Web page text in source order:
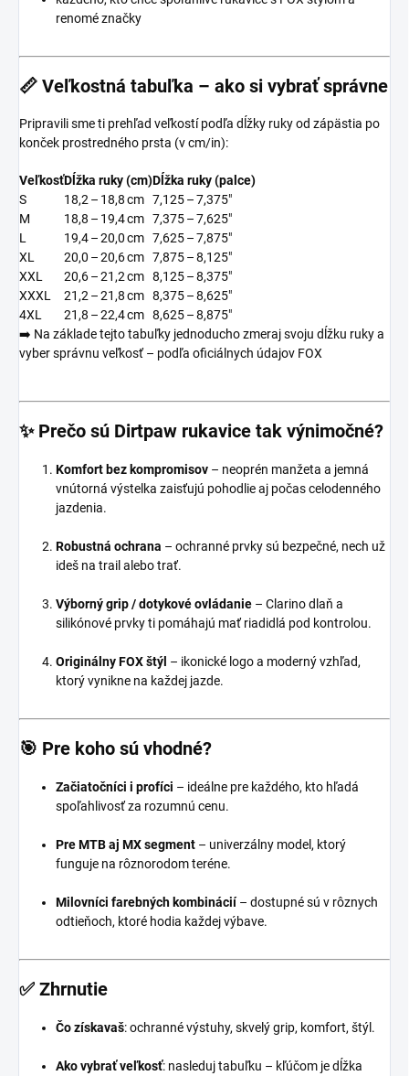
renomé značky
📏 Veľkostná tabuľka – ako si vybrať správne
Pripravili sme ti prehľad veľkostí podľa dĺžky ruky od zápästia po
konček prostredného prsta (v cm/in):
VeľkosťDĺžka ruky (cm)Dĺžka ruky (palce)
S
18,2 – 18,8 cm 7,125 – 7,375″
M
18,8 – 19,4 cm 7,375 – 7,625″
L
19,4 – 20,0 cm 7,625 – 7,875″
XL
20,0 – 20,6 cm 7,875 – 8,125″
XXL
20,6 – 21,2 cm 8,125 – 8,375″
XXXL
21,2 – 21,8 cm 8,375 – 8,625″
4XL
21,8 – 22,4 cm 8,625 – 8,875″
➡️ Na základe tejto tabuľky jednoducho zmeraj svoju dĺžku ruky a
vyber správnu veľkosť – podľa oficiálnych údajov FOX
✨ Prečo sú Dirtpaw rukavice tak výnimočné?
Komfort bez kompromisov – neoprén manžeta a jemná
vnútorná výstelka zaisťujú pohodlie aj počas celodenného
jazdenia.
Robustná ochrana – ochranné prvky sú bezpečné, nech už
ideš na trail alebo trať.
Výborný grip / dotykové ovládanie – Clarino dlaň a
silikónové prvky ti pomáhajú mať riadidlá pod kontrolou.
Originálny FOX štýl – ikonické logo a moderný vzhľad,
ktorý vynikne na každej jazde.
🎯 Pre koho sú vhodné?
Začiatočníci i profíci – ideálne pre každého, kto hľadá
spoľahlivosť za rozumnú cenu.
Pre MTB aj MX segment – univerzálny model, ktorý
funguje na rôznorodom teréne.
Milovníci farebných kombinácií– dostupné sú v rôznych
odtieňoch, ktoré hodia každej výbave.
✅ Zhrnutie
Čo získavaš: ochranné výstuhy, skvelý grip, komfort, štýl.
Ako vybrať veľkosť: nasleduj tabuľku – kľúčom je dĺžka